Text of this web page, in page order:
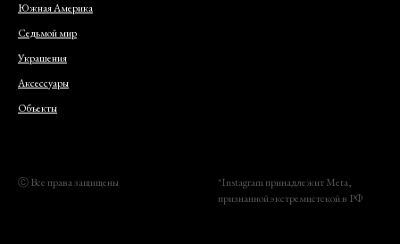
Южная Америка
Седьмой мир
Украшения
Аксессуары
Объекты
Ⓒ Все права защищены
*Instagram принадлежит Meta,
признанной экстремистской в РФ